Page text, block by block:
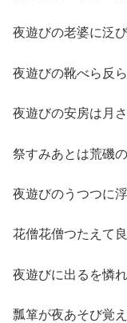
夜遊びの老婆に泛
夜遊びの靴べら反
夜遊びの安房は月
祭すみあとは荒磯
夜遊びのうつつに
花僧花僧つたえて
夜遊びに出るを憐
瓢箪が夜あそび覚